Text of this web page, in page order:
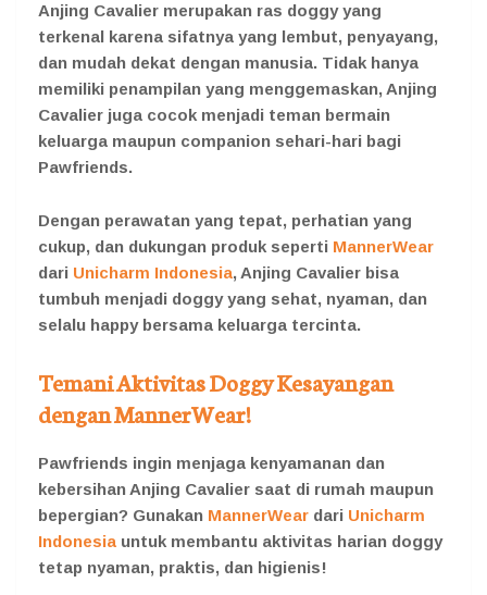
Anjing Cavalier merupakan ras doggy yang
terkenal karena sifatnya yang lembut, penyayang,
dan mudah dekat dengan manusia. Tidak hanya
memiliki penampilan yang menggemaskan, Anjing
Cavalier juga cocok menjadi teman bermain
keluarga maupun companion sehari-hari bagi
Pawfriends.
Dengan perawatan yang tepat, perhatian yang
cukup, dan dukungan produk seperti MannerWear
dari Unicharm Indonesia, Anjing Cavalier bisa
tumbuh menjadi doggy yang sehat, nyaman, dan
selalu happy bersama keluarga tercinta.
Temani Aktivitas Doggy Kesayangan
dengan MannerWear!
Pawfriends ingin menjaga kenyamanan dan
kebersihan Anjing Cavalier saat di rumah maupun
bepergian? Gunakan MannerWear dari Unicharm
Indonesia untuk membantu aktivitas harian doggy
tetap nyaman, praktis, dan higienis!